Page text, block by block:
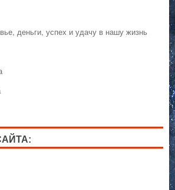
деньги, успех и удачу в нашу жизнь